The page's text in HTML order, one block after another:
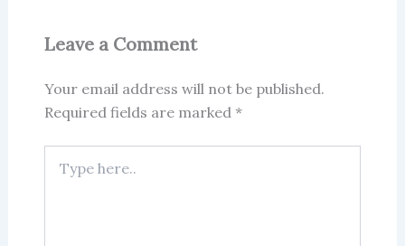
Leave a Comment
Your email address will not be published.
Required fields are marked *
here..